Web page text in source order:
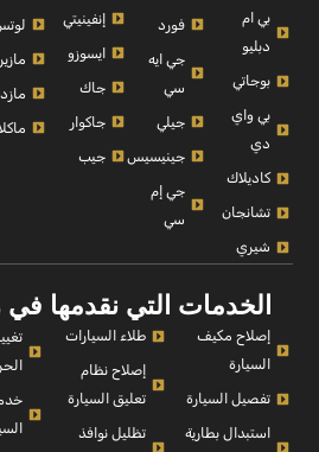
بي ام
دبليو
بوجاتي
بي واي
دي
كاديلاك
تشانجان
شيري
فورد
جي ايه
سي
جيلي
جينيسيس
جي إم
سي
إنفينيتي
ايسوزو
جاك
جاكوار
جيب
الخدمات التي نقدمها
إصلاح مكيف
السيارة
تفصيل السيارة
استبدال بطارية
طلاء السيارات
إصلاح نظام
تعليق السيارة
تظليل نوافذ